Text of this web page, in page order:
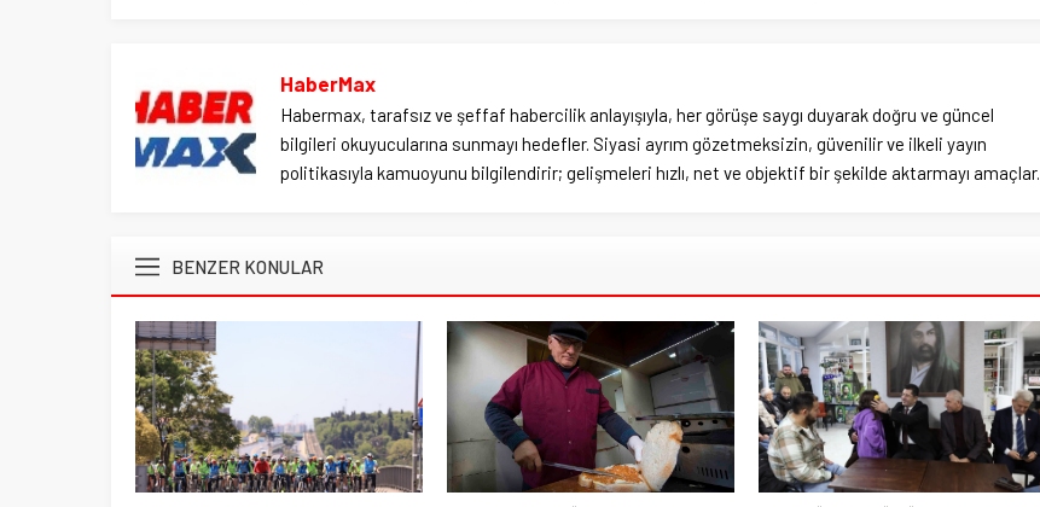
HaberMax
Habermax, tarafsız ve şeffaf habercilik anlayışıyla, her görüşe saygı duyarak doğru ve güncel
bilgileri okuyucularına sunmayı hedefler. Siyasi ayrım gözetmeksizin, güvenilir ve ilkeli yayın
politikasıyla kamuoyunu bilgilendirir; gelişmeleri hızlı, net ve objektif bir şekilde aktarmayı amaçlar.
BENZER KONULAR